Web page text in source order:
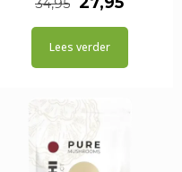
34,95
prijs prijs
Lees verder